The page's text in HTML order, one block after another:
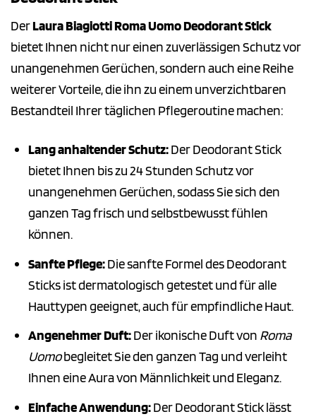
DerLaura Biagiotti Roma Uomo Deodorant Stick
bietet Ihnen nicht nur einen zuverlässigen Schutz vor
unangenehmen Gerüchen, sondern auch eine Reihe
weiterer Vorteile, die ihn zu einem unverzichtbaren
Bestandteil Ihrer täglichen Pflegeroutine machen:
Lang anhaltender Schutz:Der Deodorant Stick
bietet Ihnen bis zu 24 Stunden Schutz vor
unangenehmen Gerüchen, sodass Sie sich den
ganzen Tag frisch und selbstbewusst fühlen
können.
Sanfte Pflege:Die sanfte Formel des Deodorant
Sticks ist dermatologisch getestet und für alle
Hauttypen geeignet, auch für empfindliche Haut.
Angenehmer Duft:Der ikonische Duft von Roma
Uomobegleitet Sie den ganzen Tag und verleiht
Ihnen eine Aura von Männlichkeit und Eleganz.
Einfache Anwendung:Der Deodorant Stick lässt